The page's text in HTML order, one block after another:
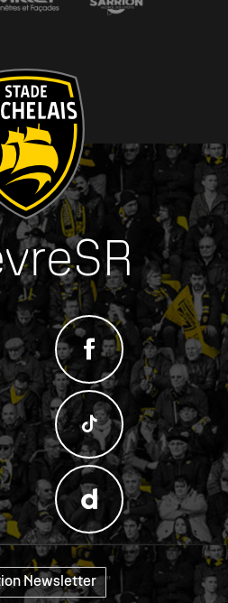
Newsletter "